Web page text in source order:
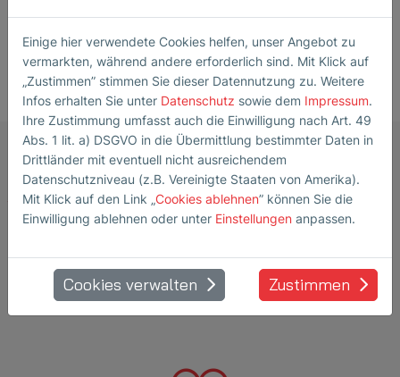
Weitere Informationen zu
Durchflussmessern
Einige hier verwendete Cookies helfen, unser Angebot zu
vermarkten, während andere erforderlich sind. Mit Klick auf
„Zustimmen” stimmen Sie dieser Datennutzung zu. Weitere
Infos erhalten Sie unter Datenschutz sowie dem Impressum.
Ihre Zustimmung umfasst auch die Einwilligung nach Art. 49
Abs. 1 lit. a) DSGVO in die Übermittlung bestimmter Daten in
Drittländer mit eventuell nicht ausreichendem
Datenschutzniveau (z.B. Vereinigte Staaten von Amerika).
Mit Klick auf den Link „Cookies ablehnen” können Sie die
Einwilligung ablehnen oder unter Einstellungen anpassen.
Cookies verwalten Zustimmen